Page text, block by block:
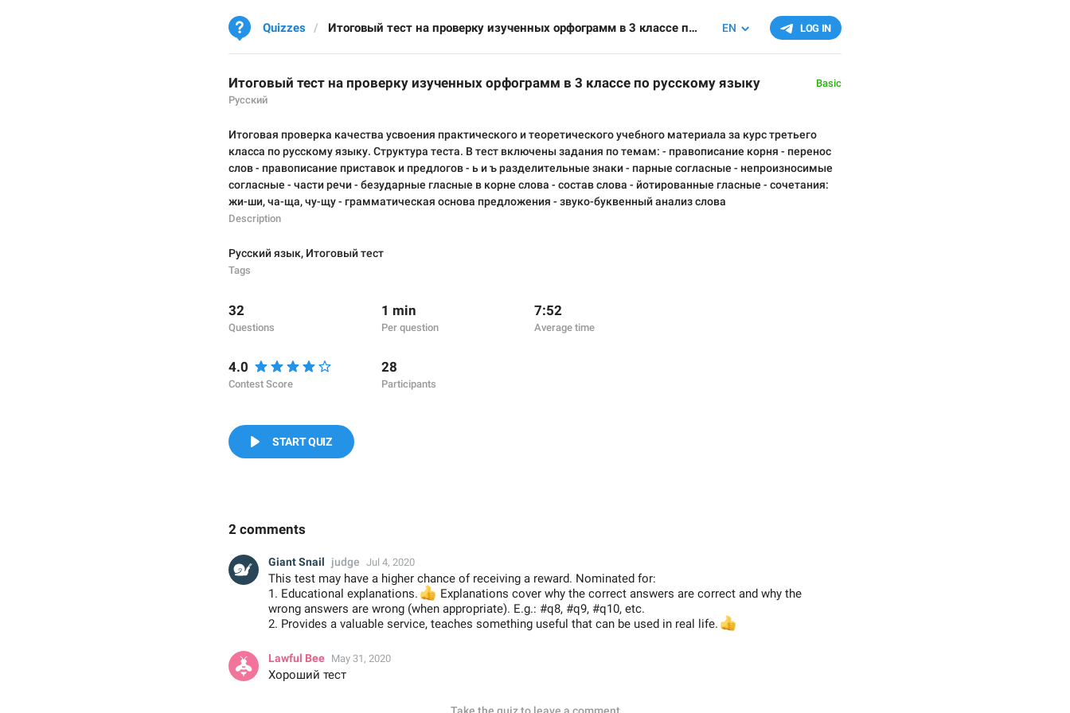
LOG IN
EN
Quizzes Итоговый тест на проверку изученных орфограмм в 3 классе по русскому языку
Итоговый тест на проверку изученных орфограмм в 3 классе по русскому языку
Русский
Basic
Итоговая проверка качества усвоения практического и теоретического учебного материала за курс третьего
класса по русскому языку. Структура теста. В тест включены задания по темам: - правописание корня - перенос
слов - правописание приставок и предлогов - ь и ъ разделительные знаки - парные согласные - непроизносимые
согласные - части речи - безударные гласные в корне слова - состав слова - йотированные гласные - сочетания:
жи-ши, ча-ща, чу-щу - грамматическая основа предложения - звуко-буквенный анализ слова
Description
Русский язык, Итоговый тест
Tags
32
Questions
1 min
Per question
7:52
Average time
4.0
Contest Score
28
Participants
START QUIZ
2 comments
Giant Snail judge Jul 4, 2020
This test may have a higher chance of receiving a reward. Nominated for:
1. Educational explanations.
👍Explanations cover why the correct answers are correct and why the
wrong answers are wrong (when appropriate). E.g.: #q8, #q9, #q10, etc.
2. Provides a valuable service, teaches something useful that can be used in real life.
👍
Lawful Bee May 31, 2020
Хороший тест